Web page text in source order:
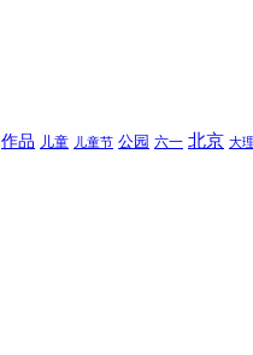
作品 儿童 儿童节 公园 六一 北京 大理